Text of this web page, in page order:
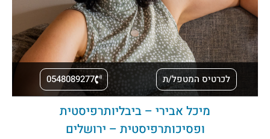
לכרטיס המטפל/ת 0548089277
מיכל אבירי – ביבליותרפיסטית
ופסיכותרפיסטית – ירושלים